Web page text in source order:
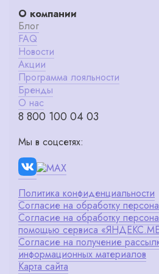
О компании
Блог
FAQ
Новости
Акции
Программа лояльности
Бренды
О нас
8 800 100 04 03
Мы в соцсетях:
Политика конфиденциальности
Согласие на обработку
Согласие на обработку
помощью сервиса
Согласие на получение
информационных материалов
Карта сайта